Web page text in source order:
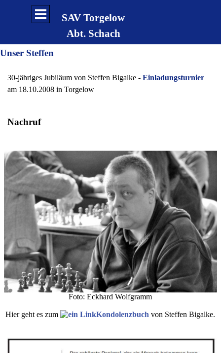
Direkt zum Seiteninhalt
SAV Torgelow
Abt. Schach
Menü überspringen
Unser Steffen
30-jähriges Jubiläum von Steffen Bigalke - Einladungsturnier
am 18.10.2008 in Torgelow
Nachruf
Foto: Eckhard Wolfgramm
Hier geht es zum Kondolenzbuch von Steffen Bigalke.